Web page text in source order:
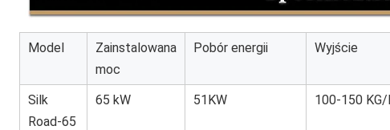
Model
Zainstalowana
moc
Pobór energii Wyjście
Silk
Road-65
65 kW 51KW 100-150 KG/